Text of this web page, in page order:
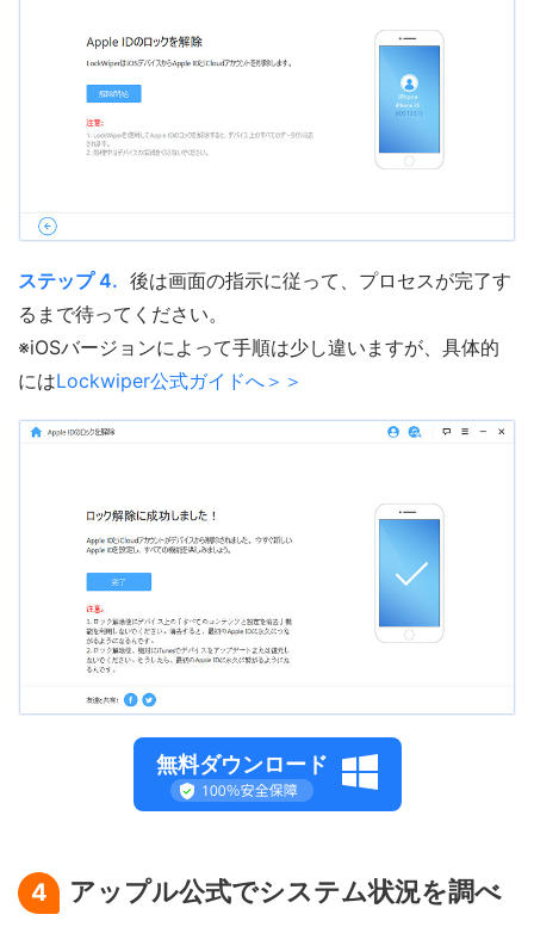
ステップ 4. 後は画面の指示に従って、プロセスが完了す
るまで待ってください。
※iOSバージョンによって手順は少し違いますが、具体的
にはLockwiper公式ガイドへ＞＞
無料ダウンロード
4
アップル公式でシステム状況を調べ